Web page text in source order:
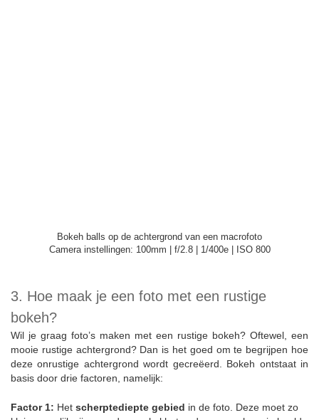
Bokeh balls op de achtergrond van een macrofoto
Camera instellingen: 100mm | f/2.8 | 1/400e | ISO 800
3. Hoe maak je een foto met een rustige
bokeh?
Wil je graag foto’s maken met een rustige bokeh? Oftewel, een
mooie rustige achtergrond? Dan is het goed om te begrijpen hoe
deze onrustige achtergrond wordt gecreëerd. Bokeh ontstaat in
basis door drie factoren, namelijk:
Factor 1: Het scherptediepte gebied in de foto. Deze moet zo